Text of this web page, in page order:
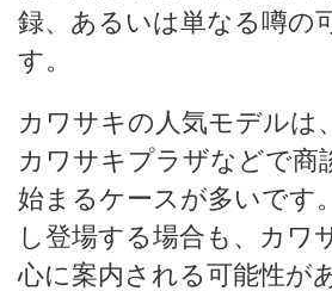
録、あるいは単なる噂の
す。
カワサキの人気モデルは
カワサキプラザなどで商
始まるケースが多いです
し登場する場合も、カワ
心に案内される可能性が